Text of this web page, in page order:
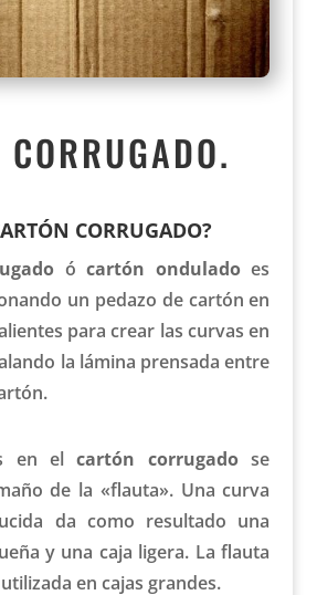
CORRUGADO?
ócartón onduladoes
un pedazo de cartón en
para crear las curvas en
la lámina prensada entre
en elcartón corrugadose
de la «flauta». Una curva
da como resultado una
y una caja ligera. La flauta
en cajas grandes.